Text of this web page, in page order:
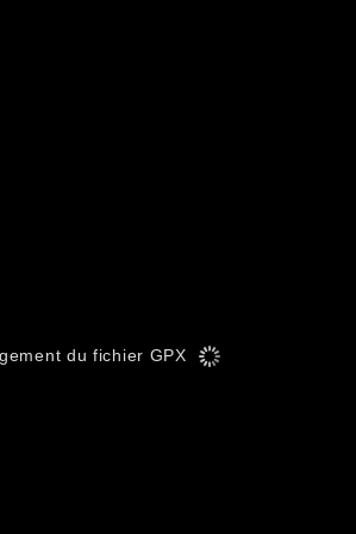
du fichier GPX